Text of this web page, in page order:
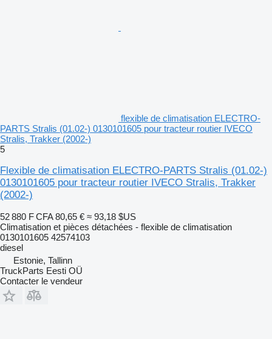
flexible de climatisation ELECTRO-
PARTS Stralis (01.02-) 0130101605 pour tracteur routier IVECO
Stralis, Trakker (2002-)
5
Flexible de climatisation ELECTRO-PARTS Stralis (01.02-)
0130101605 pour tracteur routier IVECO Stralis, Trakker
(2002-)
52 880 F CFA 80,65 € ≈ 93,18 $US
Climatisation et pièces détachées - flexible de climatisation
0130101605 42574103
diesel
Estonie, Tallinn
TruckParts Eesti OÜ
Contacter le vendeur